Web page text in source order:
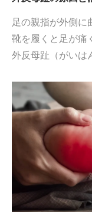
足の親指が外側に
靴を履くと足が痛
外反母趾（がいは